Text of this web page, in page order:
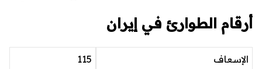
أرقام الطوارئ في إيران
الإسعاف 115